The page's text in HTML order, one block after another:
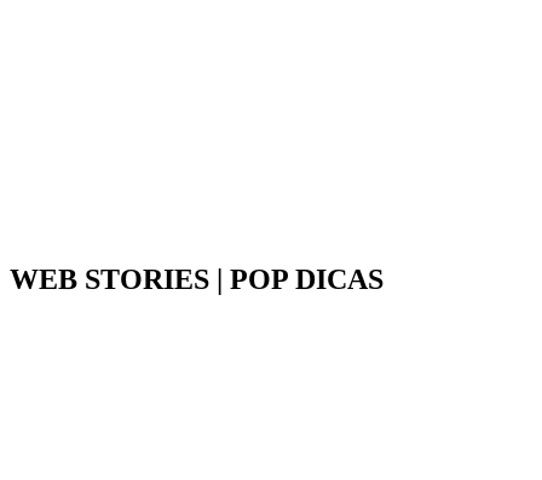
WEB STORIES | POP DICAS